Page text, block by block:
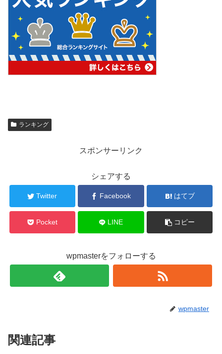
ランキング
スポンサーリンク
シェアする
Twitter Facebook はてブ
Pocket LINE コピー
wpmasterをフォローする
wpmaster
関連記事